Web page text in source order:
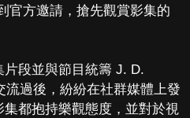
官方邀請，搶先觀賞影集的
段並與節目統籌 J. D.
流過後，紛紛在社群媒體上發
都抱持樂觀態度，並對於視